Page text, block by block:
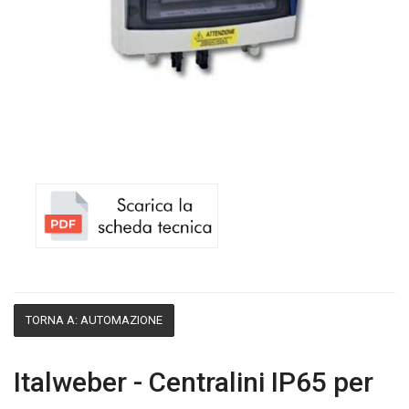
TORNA A: AUTOMAZIONE
Italweber - Centralini IP65 per